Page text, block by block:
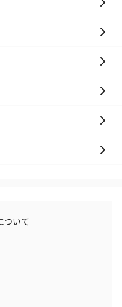
します。
ません。
ついて